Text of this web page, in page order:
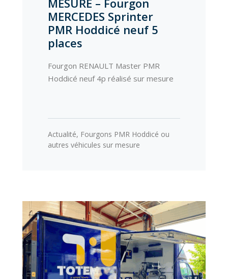
MESURE – Fourgon
MERCEDES Sprinter
PMR Hoddicé neuf 5
places
Fourgon RENAULT Master PMR
Hoddicé neuf 4p réalisé sur mesure
Actualité, Fourgons PMR Hoddicé ou
autres véhicules sur mesure